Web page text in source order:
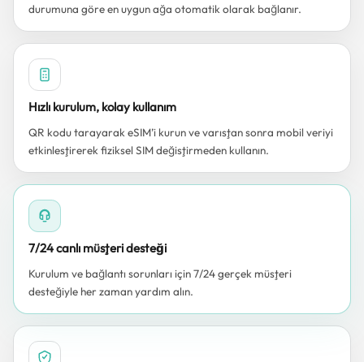
durumuna göre en uygun ağa otomatik olarak bağlanır.
Hızlı kurulum, kolay kullanım
QR kodu tarayarak eSIM’i kurun ve varıştan sonra mobil veriyi
etkinleştirerek fiziksel SIM değiştirmeden kullanın.
7/24 canlı müşteri desteği
Kurulum ve bağlantı sorunları için 7/24 gerçek müşteri
desteğiyle her zaman yardım alın.